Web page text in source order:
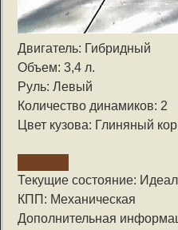
Двигатель: Гибридный
Объем: 3,4 л.
Руль: Левый
Количество динамиков: 2
Цвет кузова: Глиняный
Текущие состояние:
КПП: Механическая
Дополнительная